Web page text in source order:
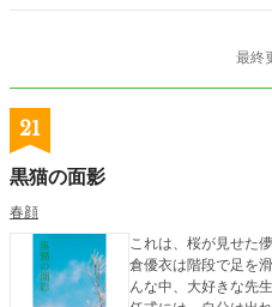
最終
21
黒猫の面影
春顔
これは、桜が見せた儚くも
倉優衣は階段で足を
んな中、大好きな先生が定